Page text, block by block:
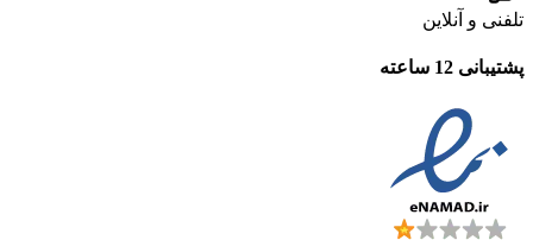
تلفنی و آنلاین
پشتیبانی 12 ساعته